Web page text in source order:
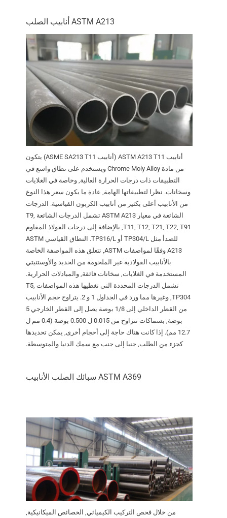
ASTM A213 أنابيب الصلب
أنابيب ASTM A213 T11 (أنابيب ASME SA213 T11) يتكون
من مادة Chrome Moly Alloy ويستخدم على نطاق واسع في
التطبيقات ذات درجات الحرارة العالية, وخاصة في الغلايات
وسخانات. نظرا لتطبيقاتها الهامة, عادة ما يكون سعر هذا النوع
من الأنابيب أعلى بكثير من أنابيب الكربون القياسية. الدرجات
الشائعة في معيار ASTM A213 تشمل الدرجات الشائعة T9,
T11, T12, T21, T22, T91, بالإضافة إلى درجات الفولاذ المقاوم
للصدأ مثل TP304/L أو TP316/L. النطاق القياسي ASTM
A213 وفقًا لمواصفات ASTM, تتعلق هذه المواصفة الخاصة
بالأنابيب الفولاذية غير الملحومة من الحديد والأوستنيتي
المستخدمة في الغلايات, سخانات فائقة, والمبادلات الحرارية.
تشمل الدرجات المحددة التي تغطيها هذه المواصفات T5,
TP304, وغيرها مما ورد في الجداول 1 و 2. يتراوح حجم الأنابيب
من القطر الداخلي إلى 1/8 بوصة يصل إلى القطر الخارجي 5
بوصة, بسماكات تتراوح من 0.015 ل 0.500 بوصة (0.4 مم ل
12.7 مم). إذا كانت هناك حاجة إلى أحجام أخرى, يمكن تحديدها
كجزء من الطلب, جنبا إلى جنب مع سمك الدنيا والمتوسطة.
ASTM A369 سبائك الصلب الأنابيب
من خلال فحص التركيب الكيميائي, الخصائص الميكانيكية,